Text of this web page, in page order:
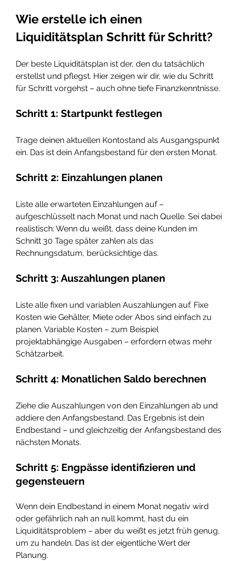
Wie erstelle ich einen
Liquiditätsplan Schritt für Schritt?
Der beste Liquiditätsplan ist der, den du tatsächlich
erstellst und pflegst. Hier zeigen wir dir, wie du Schritt
für Schritt vorgehst – auch ohne tiefe Finanzkenntnisse.
Schritt 1: Startpunkt festlegen
Trage deinen aktuellen Kontostand als Ausgangspunkt
ein. Das ist dein Anfangsbestand für den ersten Monat.
Schritt 2: Einzahlungen planen
Liste alle erwarteten Einzahlungen auf –
aufgeschlüsselt nach Monat und nach Quelle. Sei dabei
realistisch: Wenn du weißt, dass deine Kunden im
Schnitt 30 Tage später zahlen als das
Rechnungsdatum, berücksichtige das.
Schritt 3: Auszahlungen planen
Liste alle fixen und variablen Auszahlungen auf. Fixe
Kosten wie Gehälter, Miete oder Abos sind einfach zu
planen. Variable Kosten – zum Beispiel
projektabhängige Ausgaben – erfordern etwas mehr
Schätzarbeit.
Schritt 4: Monatlichen Saldo berechnen
Ziehe die Auszahlungen von den Einzahlungen ab und
addiere den Anfangsbestand. Das Ergebnis ist dein
Endbestand – und gleichzeitig der Anfangsbestand des
nächsten Monats.
Schritt 5: Engpässe identifizieren und
gegensteuern
Wenn dein Endbestand in einem Monat negativ wird
oder gefährlich nah an null kommt, hast du ein
Liquiditätsproblem – aber du weißt es jetzt früh genug,
um zu handeln. Das ist der eigentliche Wert der
Planung.